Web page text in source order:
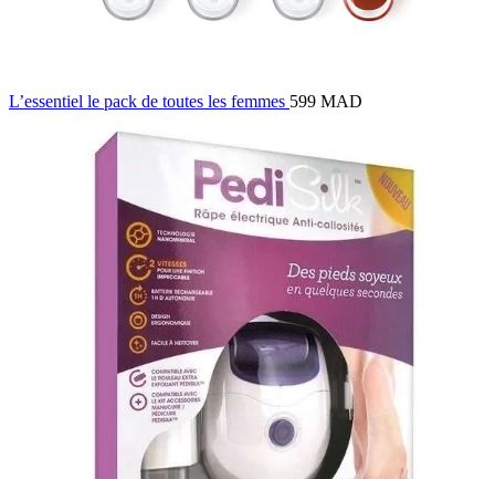
L’essentiel le pack de toutes les femmes 599 MAD